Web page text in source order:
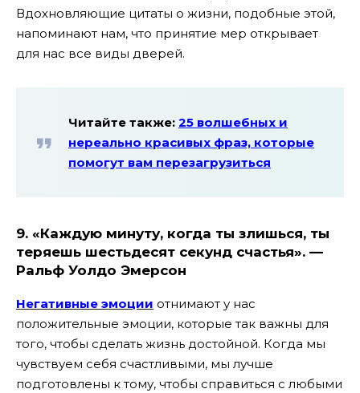
Вдохновляющие цитаты о жизни, подобные этой,
напоминают нам, что принятие мер открывает
для нас все виды дверей.
Читайте также: 25 волшебных и
нереально красивых фраз, которые
помогут вам перезагрузиться
9. «Каждую минуту, когда ты злишься, ты
теряешь шестьдесят секунд счастья». —
Ральф Уолдо Эмерсон
Негативные эмоции отнимают у нас
положительные эмоции, которые так важны для
того, чтобы сделать жизнь достойной. Когда мы
чувствуем себя счастливыми, мы лучше
подготовлены к тому, чтобы справиться с любыми